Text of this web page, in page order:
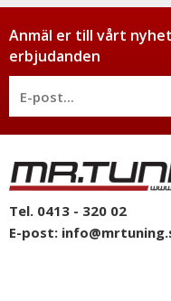
Anmäl er till vårt
erbjudanden
Tel. 0413 - 320 02
E-post: